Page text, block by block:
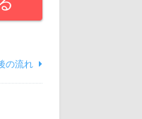
の流れ